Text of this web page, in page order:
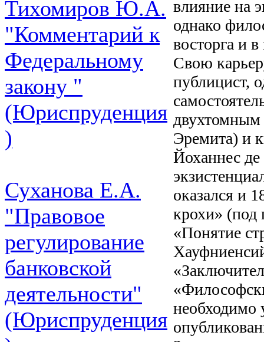
Тихомиров Ю.А.
"Комментарий к
Федеральному
закону "
(Юриспруденция
)
Суханова Е.А.
"Правовое
регулирование
банковской
деятельности"
(Юриспруденция
влияние на
однако
восторга и
Свою
публицист,
Эремита) и
Йоханнес
оказался и
крохи» (под
«Понятие
необходимо